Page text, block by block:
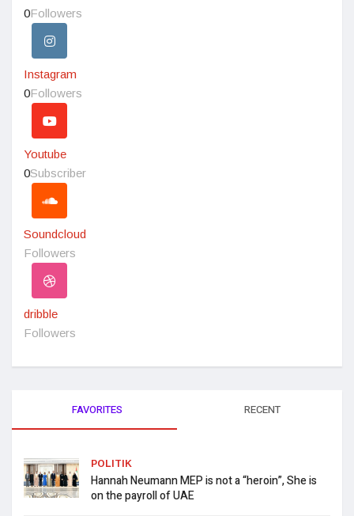
0Followers
Instagram
0Followers
Youtube
0Subscriber
Soundcloud
Followers
dribble
Followers
FAVORITES RECENT
POLITIK
Hannah Neumann MEP is not a “heroin”, She is
on the payroll of UAE